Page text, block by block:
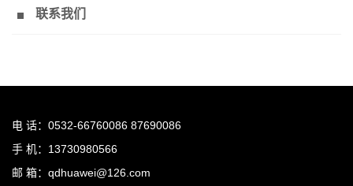
联系我们
电 话：0532-66760086 87690086
手 机：13730980566
邮 箱：qdhuawei@126.com